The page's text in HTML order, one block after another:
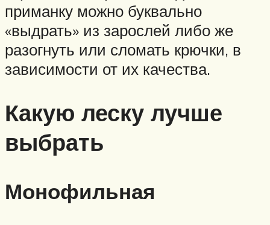
приманку можно буквально
«выдрать» из зарослей либо же
разогнуть или сломать крючки, в
зависимости от их качества.
Какую леску лучше
выбрать
Монофильная